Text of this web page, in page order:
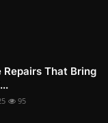
Repairs That Bring
95